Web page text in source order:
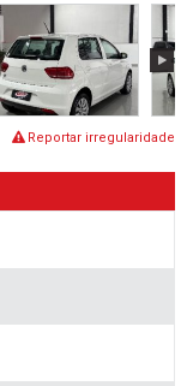
Reportar irregularidade